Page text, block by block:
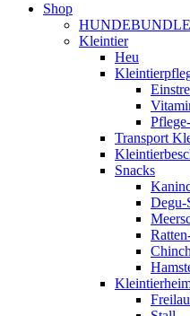
Shop
Kleintier
Heu
Transport
Snacks
Degu-